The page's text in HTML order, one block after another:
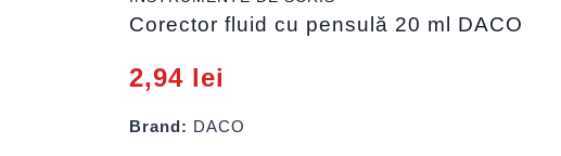
Corector fluid cu pensulă 20 ml DACO
2,94 lei
Brand: DACO